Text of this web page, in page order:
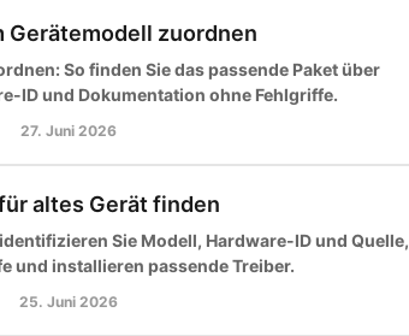
Gerätemodell zuordnen
So finden Sie das passende Paket über
ID und Dokumentation ohne Fehlgriffe.
27. Juni 2026
altes Gerät finden
Sie Modell, Hardware-ID und Quelle,
und installieren passende Treiber.
25. Juni 2026